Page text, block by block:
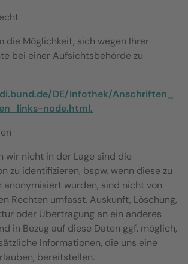
die Möglichkeit, sich wegen Ihrer
bei einer Aufsichtsbehörde zu
DE/Infothek/Anschriften_
node.html.
wir nicht in der Lage sind die
zu identifizieren, bspw. wenn diese zu
anonymisiert wurden, sind nicht von
Rechten umfasst. Auskunft, Löschung,
oder Übertragung an ein anderes
in Bezug auf diese Daten ggf. möglich,
Informationen, die uns eine
bereitstellen.